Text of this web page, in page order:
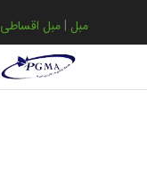
مبل | مبل اقساطی